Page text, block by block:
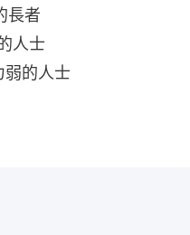
長者
人士
弱的人士